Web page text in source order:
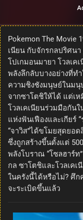
Pokemon The Movie
เนียน กับจักรกลปริศน
โปเกมอนมายา โวลเ
พลังลึกลับบางอย่างที่ท
ความชิงชังมนุษย์ในม
จากซาโตชิให้ได้ แต่เ
โวลเคเนียนร่วมมือกัน
แห่งฟันเฟืองและเกียร์
“จาวิส”ได้ขโมยสุดยอด
ซึ่งถูกสร้างขึ้นตั้งแต่
พลังโบราณ “โซลฮาร์ท
กล ซาโตชิและโวลเคเ
ในครังนี้ได้หรือไม่? ศึ
จะระเบิดขึ้นแล้ว